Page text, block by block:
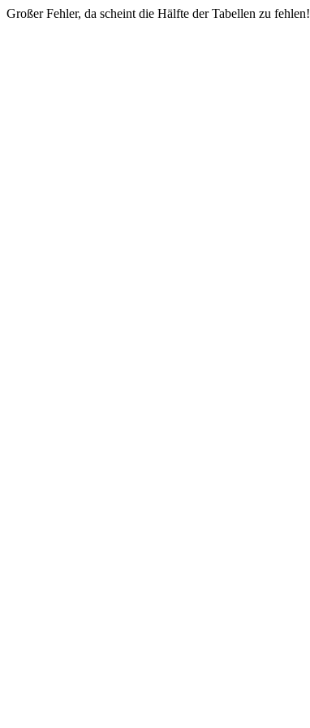
Großer Fehler, da scheint die Hälfte der Tabellen zu fehlen!